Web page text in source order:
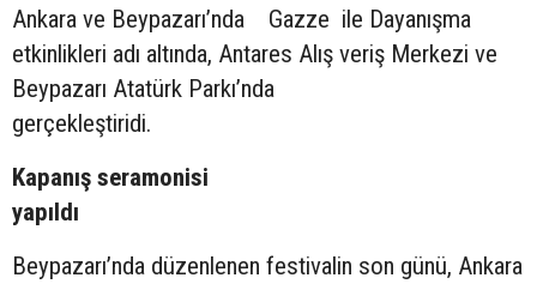
Ankara ve Beypazarı’nda Gazze ile Dayanışma
etkinlikleri adı altında, Antares Alış veriş Merkezi ve
Beypazarı Atatürk Parkı’nda
gerçekleştiridi.
Kapanış seramonisi
yapıldı
Beypazarı’nda düzenlenen festivalin son günü, Ankara